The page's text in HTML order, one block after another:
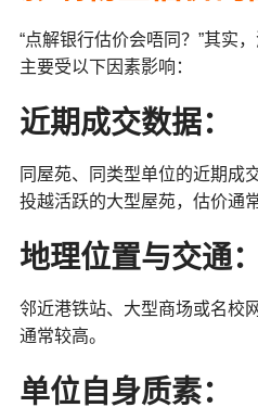
“点解银行估价会唔同？”其实
主要受以下因素影响：
近期成交数据：
同屋苑、同类型单位的近期成
投越活跃的大型屋苑，估价通
地理位置与交通：
邻近港铁站、大型商场或名校
通常较高。
单位自身质素：